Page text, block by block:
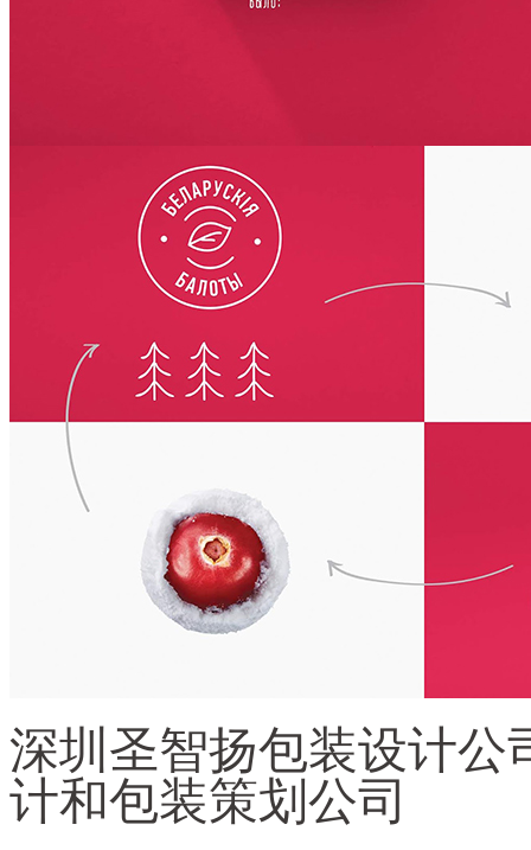
深圳圣智扬包装设计公
计和包装策划公司